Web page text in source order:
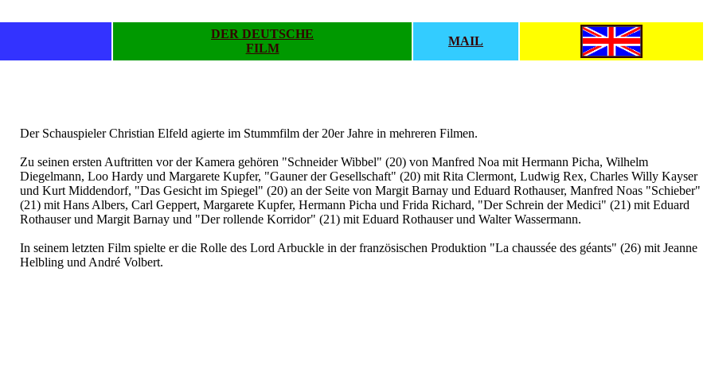
DER DEUTSCHE
FILM
MAIL
Der Schauspieler Christian Elfeld agierte im Stummfilm der 20er Jahre in mehreren Filmen.
Zu seinen ersten Auftritten vor der Kamera gehören "Schneider Wibbel" (20) von Manfred Noa mit Hermann Picha, Wilhelm
Diegelmann, Loo Hardy und Margarete Kupfer, "Gauner der Gesellschaft" (20) mit Rita Clermont, Ludwig Rex, Charles Willy Kayser
und Kurt Middendorf, "Das Gesicht im Spiegel" (20) an der Seite von Margit Barnay und Eduard Rothauser, Manfred Noas "Schieber"
(21) mit Hans Albers, Carl Geppert, Margarete Kupfer, Hermann Picha und Frida Richard, "Der Schrein der Medici" (21) mit Eduard
Rothauser und Margit Barnay und "Der rollende Korridor" (21) mit Eduard Rothauser und Walter Wassermann.
In seinem letzten Film spielte er die Rolle des Lord Arbuckle in der französischen Produktion "La chaussée des géants" (26) mit Jeanne
Helbling und André Volbert.